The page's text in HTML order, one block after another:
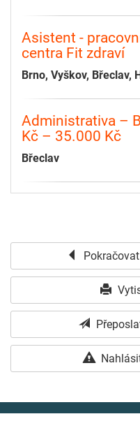
Asistent -
centra Fit zdraví
Brno, Vyškov, Břeclav,
Administrativa –
Kč – 35.000 Kč
Břeclav